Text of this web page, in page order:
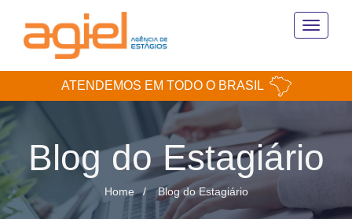
Toggle
ATENDEMOS EM TODO O BRASIL
Blog do Estagiário
Home Blog do Estagiário